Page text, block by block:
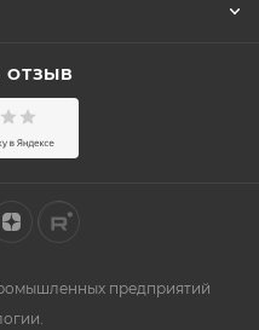
ОТЗЫВ
предприятий